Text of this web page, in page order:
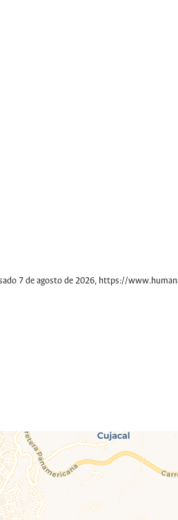
7 de agosto de 2026, https://